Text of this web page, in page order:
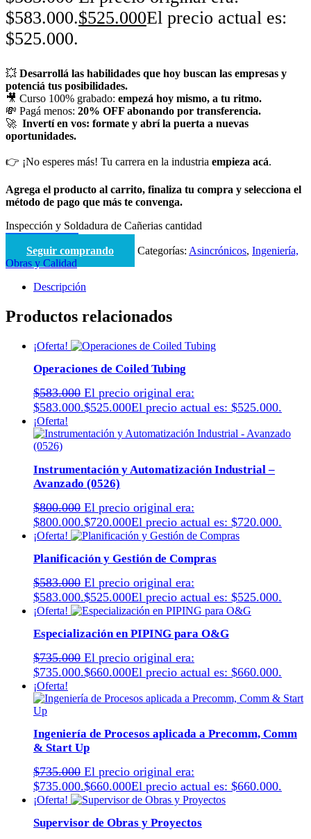
$583.000.$525.000El precio actual es:
$525.000.
💥 Desarrollá las habilidades que hoy buscan las empresas y
potenciá tus posibilidades.
🎥 Curso 100% grabado: empezá hoy mismo, a tu ritmo.
💸 Pagá menos: 20% OFF abonando por transferencia.
🚀 Invertí en vos: formate y abrí la puerta a nuevas
oportunidades.
👉 ¡No esperes más! Tu carrera en la industria empieza acá.
Agrega el producto al carrito, finaliza tu compra y selecciona el
método de pago que más te convenga.
Inspección y Soldadura de Cañerias cantidad
Seguir comprando Categorías: Asincrónicos, Ingeniería,
Obras y Calidad
Descripción
Productos relacionados
¡Oferta!
Operaciones de Coiled Tubing
$583.000 El precio original era:
$583.000.$525.000El precio actual es: $525.000.
¡Oferta!
Instrumentación y Automatización Industrial –
Avanzado (0526)
$800.000 El precio original era:
$800.000.$720.000El precio actual es: $720.000.
¡Oferta!
Planificación y Gestión de Compras
$583.000 El precio original era:
$583.000.$525.000El precio actual es: $525.000.
¡Oferta!
Especialización en PIPING para O&G
$735.000 El precio original era:
$735.000.$660.000El precio actual es: $660.000.
¡Oferta!
Ingeniería de Procesos aplicada a Precomm, Comm
& Start Up
$735.000 El precio original era:
$735.000.$660.000El precio actual es: $660.000.
¡Oferta!
Supervisor de Obras y Proyectos